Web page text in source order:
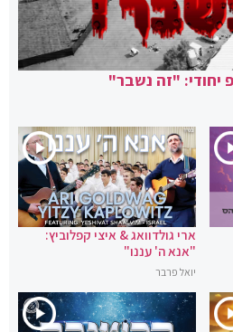
יחודי: "זה נשבר"
ארי גולדוואג & איצי קפלוביץ:
"אנא ה' עננו"
יואל פרבר